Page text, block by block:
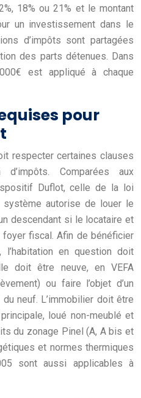
18% ou 21% et le montant
un investissement dans le
d’impôts sont partagées
des parts détenues. Dans
est appliqué à chaque
pour
respecter certaines clauses
Comparées aux
Duflot, celle de la loi
autorise de louer le
descendant si le locataire et
foyer fiscal. Afin de bénéficier
l’habitation en question doit
doit être neuve, en VEFA
ou faire l’objet d’un
neuf. L’immobilier doit être
loué non-meublé et
du zonage Pinel (A, A bis et
et normes thermiques
sont aussi applicables à